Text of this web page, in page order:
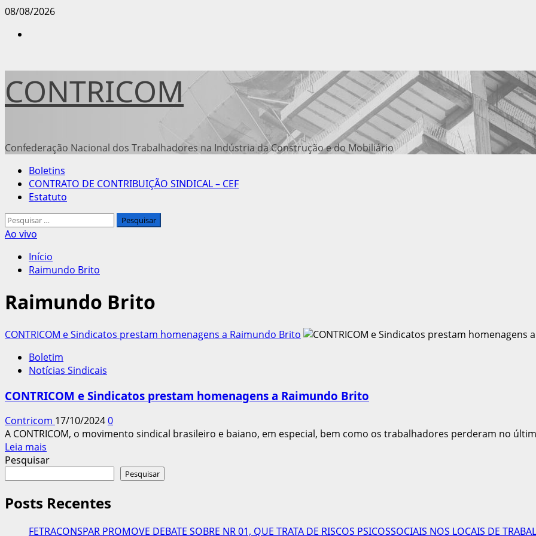
Avançar
08/08/2026
CONTRICOM
Confederação Nacional dos Trabalhadores na Indústria da Construção e do Mobiliário
Menu
principal
Boletins
CONTRATO DE CONTRIBUIÇÃO SINDICAL – CEF
Estatuto
Pesquisar
por:
Ao vivo
Início
Raimundo Brito
Raimundo Brito
CONTRICOM e Sindicatos prestam homenagens a Raimundo Brito
Boletim
Notícias Sindicais
CONTRICOM e Sindicatos prestam homenagens a Raimundo Brito
Contricom 17/10/20240
A CONTRICOM, o movimento sindical brasileiro e baiano, em especial, bem como os trabalhadores perderam no
Leia mais
mais
e
Sindicatos
prestam
Pesquisar
Pesquisar
Posts Recentes
FETRACONSPAR PROMOVE DEBATE SOBRE NR 01, QUE TRATA DE RISCOS PSICOSSOCIAIS NOS LOCAIS DE